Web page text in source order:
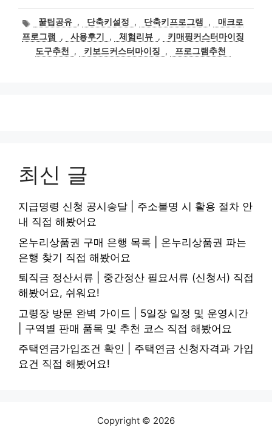
태
그
꿀팁공유 , 단축키설정 , 단축키프로그램 ,
매크로
프로그램
, 사용후기 , 체험리뷰 ,
키매핑커스터마이징
도구추천
, 키보드커스터마이징 , 프로그램추천
최신 글
지급명령 신청 공시송달 | 주소불명 시 활용 절차 안
내 직접 해봤어요
온누리상품권 구매 은행 목록 | 온누리상품권 파는
은행 찾기 직접 해봤어요
퇴직금 정산서류 | 중간정산 필요서류 (신청서) 직접
해봤어요, 쉬워요!
고령장 방문 완벽 가이드 | 5일장 일정 및 운영시간
| 구역별 판매 품목 및 추천 코스 직접 해봤어요
주택연금가입조건 확인 | 주택연금 신청자격과 가입
요건 직접 해봤어요!
Copyright © 2026